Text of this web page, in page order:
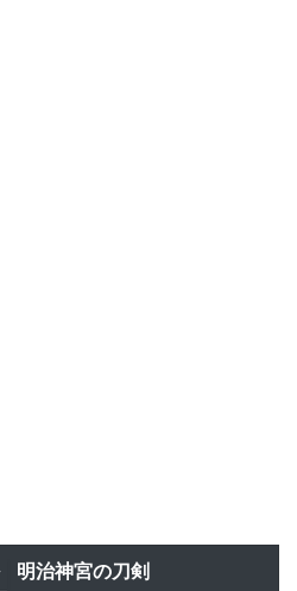
明治神宮の刀剣